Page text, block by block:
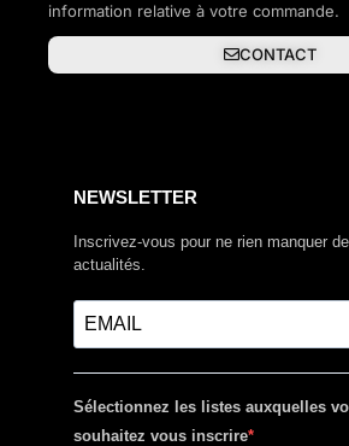
information relative à votre commande.
CONTACT
NEWSLETTER
Inscrivez-vous pour ne rien manquer
actualités.
Sélectionnez les listes auxquelles
souhaitez vous inscrire